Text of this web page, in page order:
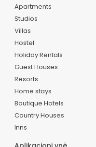
Apartments
Studios
Villas
Hostel
Holiday Rentals
Guest Houses
Resorts
Home stays
Boutique Hotels
Country Houses
Inns